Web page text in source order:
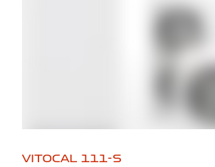
VITOCAL 111-S